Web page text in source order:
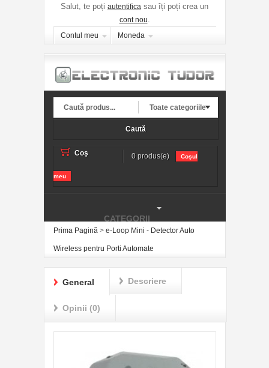
Salut, te poți autentifica sau îți poți crea un
cont nou.
Contul meu Moneda
Toate categoriile
Caută
Coş 0 produs(e) Coşul
meu
CATEGORII
Prima Pagină> e-Loop Mini - Detector Auto
Wireless pentru Porti Automate
General Descriere
Opinii (0)